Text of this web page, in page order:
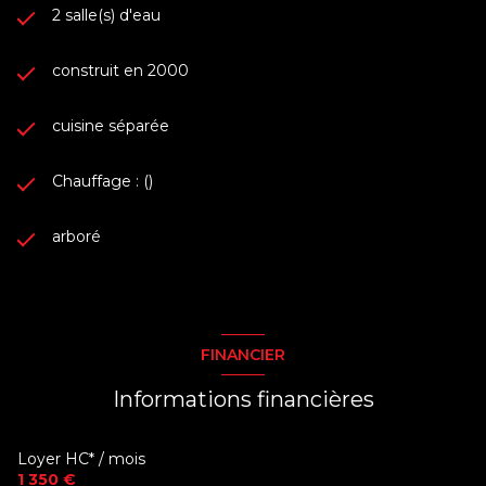
2 salle(s) d'eau
construit en 2000
cuisine séparée
Chauffage : ()
arboré
FINANCIER
Informations financières
Loyer HC* / mois
1 350 €